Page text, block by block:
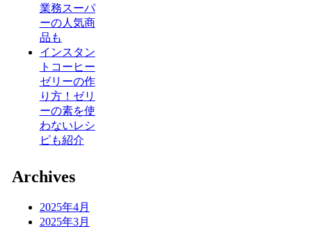
業務スーパ
ーの人気商
品も
インスタン
トコーヒー
ゼリーの作
り方！ゼリ
ーの素を使
わないレシ
ピも紹介
Archives
2025年4月
2025年3月